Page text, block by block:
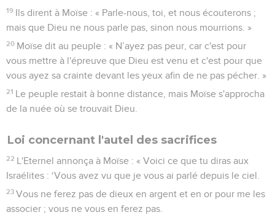
19 Ils dirent à Moïse : « Parle-nous, toi, et nous écouterons ;
mais que Dieu ne nous parle pas, sinon nous mourrions. »
20 Moïse dit au peuple : « N’ayez pas peur, car c'est pour
vous mettre à l'épreuve que Dieu est venu et c'est pour que
vous ayez sa crainte devant les yeux afin de ne pas pécher. »
21 Le peuple restait à bonne distance, mais Moïse s'approcha
de la nuée où se trouvait Dieu.
Loi concernant l'autel des sacrifices
22 L'Eternel annonça à Moïse : « Voici ce que tu diras aux
Israélites : ‘Vous avez vu que je vous ai parlé depuis le ciel.
23 Vous ne ferez pas de dieux en argent et en or pour me les
associer ; vous ne vous en ferez pas.